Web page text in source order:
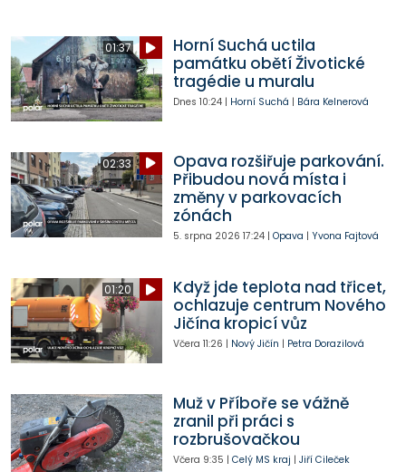
01:37
Horní Suchá uctila
památku obětí Životické
tragédie u muralu
Dnes 10:24| Horní Suchá | Bára Kelnerová
02:33
Opava rozšiřuje parkování.
Přibudou nová místa i
změny v parkovacích
zónách
5. srpna 2026 17:24| Opava | Yvona Fajtová
01:20
Když jde teplota nad třicet,
ochlazuje centrum Nového
Jičína kropicí vůz
Včera 11:26 | Nový Jičín | Petra Dorazilová
Muž v Příboře se vážně
zranil při práci s
rozbrušovačkou
Včera 9:35 | Celý MS kraj | Jiří Cileček